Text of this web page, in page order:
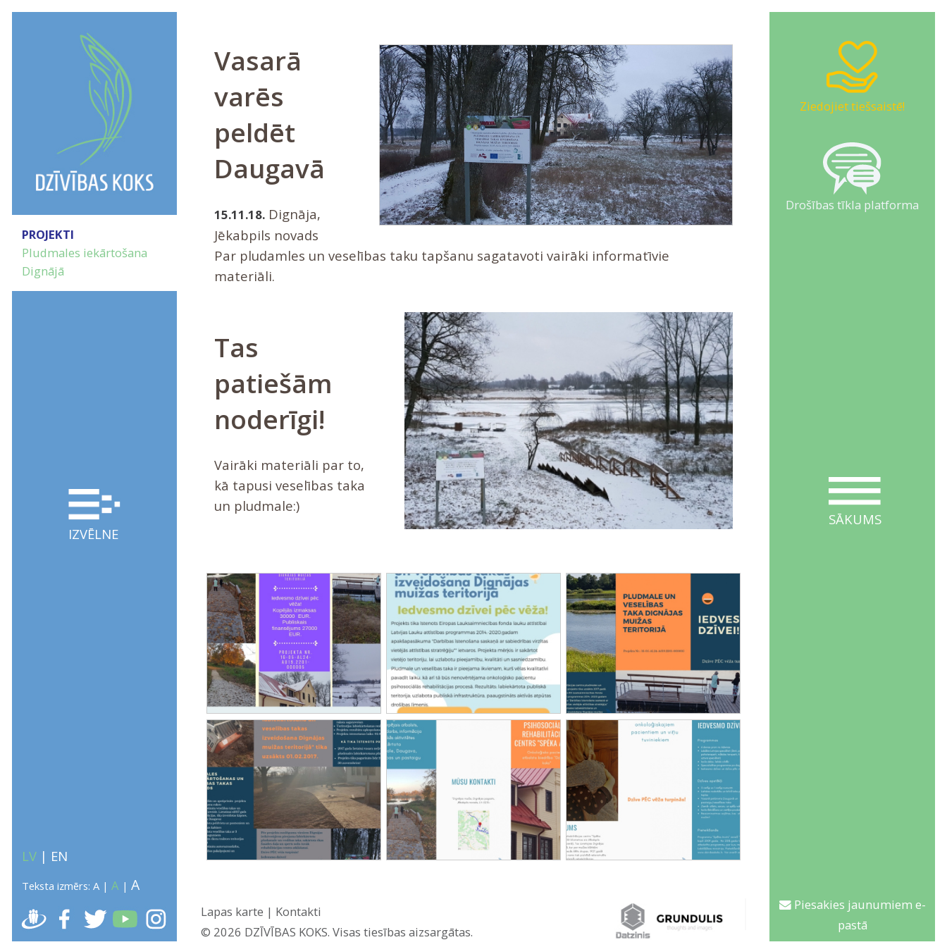
Ziedojiet tiešsaistē!
Drošības tīkla platforma
SĀKUMS
Piesakies jaunumiem e-
pastā
PROJEKTI
Pludmales iekārtošana
Dignājā
IZVĒLNE
LV| EN
Teksta izmērs: A| A | A
Vasarā
varēs
peldēt
Daugavā
15.11.18.Dignāja,
Jēkabpils novads
Par pludamles un veselības taku tapšanu sagatavoti vairāki informatīvie
materiāli.
Tas
patiešām
noderīgi!
Vairāki materiāli par to,
kā tapusi veselības taka
un pludmale:)
ATGRIEZTIES Iesaki draugiem:
Lapas karte | Kontakti
© 2026 DZĪVĪBAS KOKS. Visas tiesības aizsargātas.